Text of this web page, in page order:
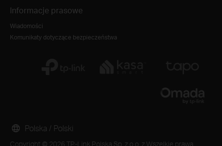
Informacje prasowe
Wiadomości
Komunikaty dotyczące bezpieczeństwa
Copyright © 2026 TP-Link Polska Sp. z o.o. z Wszelkie prawa
Polska / Polski